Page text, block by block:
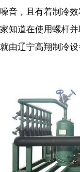
噪音，且有着制冷
家知道在使用螺杆
就由辽宁高翔制冷